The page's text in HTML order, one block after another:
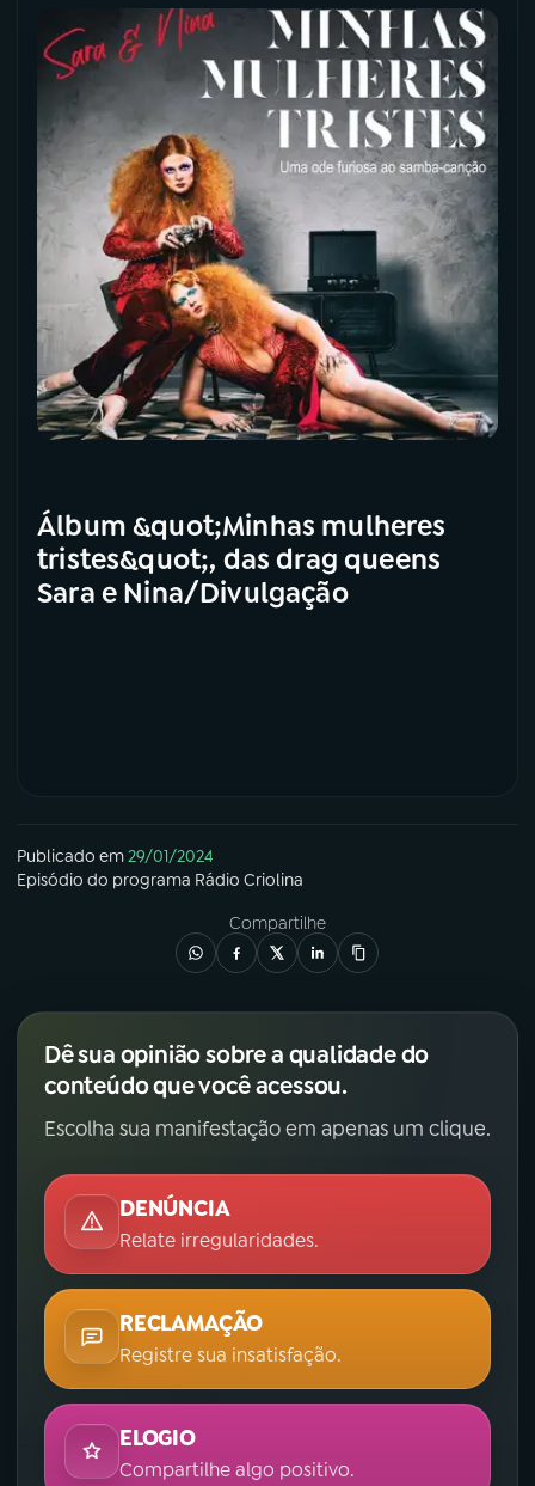
TikTok
Álbum &quot;Minhas mulheres
tristes&quot;, das drag queens
Sara e Nina/Divulgação
Publicado em29/01/2024
Episódio do programa Rádio Criolina
Compartilhe
Dê sua opinião sobre a qualidade do
conteúdo que você acessou.
Escolha sua manifestação em apenas um clique.
DENÚNCIA
Relate irregularidades.
RECLAMAÇÃO
Registre sua insatisfação.
ELOGIO
Compartilhe algo positivo.